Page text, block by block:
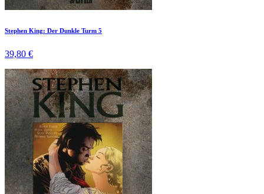
Stephen King: Der Dunkle Turm 5
39,80 €